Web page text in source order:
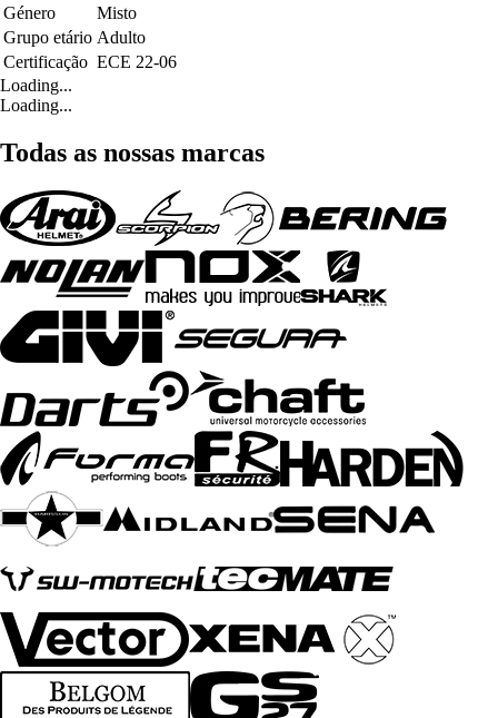
Género
Misto
Grupo etário Adulto
Certificação ECE 22-06
Loading...
Loading...
Todas as nossas marcas